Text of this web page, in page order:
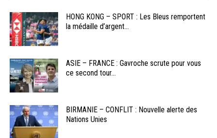
HONG KONG – SPORT : Les Bleus remportent
la médaille d’argent...
ASIE – FRANCE : Gavroche scrute pour vous
ce second tour...
BIRMANIE – CONFLIT : Nouvelle alerte des
Nations Unies